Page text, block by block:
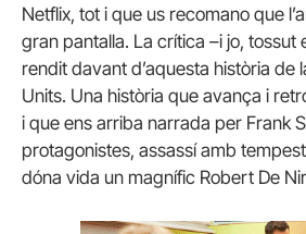
Netflix, tot i que us recomano que
gran pantalla. La crítica –i jo, tossut
rendit davant d’aquesta història de
Units. Una història que avança i
i que ens arriba narrada per Frank
protagonistes, assassí amb
dóna vida un magnífic Robert De